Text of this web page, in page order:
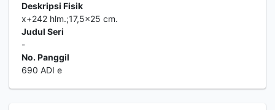
Deskripsi Fisik
x+242 hlm.;17,5x25 cm.
Judul Seri
-
No. Panggil
690 ADI e